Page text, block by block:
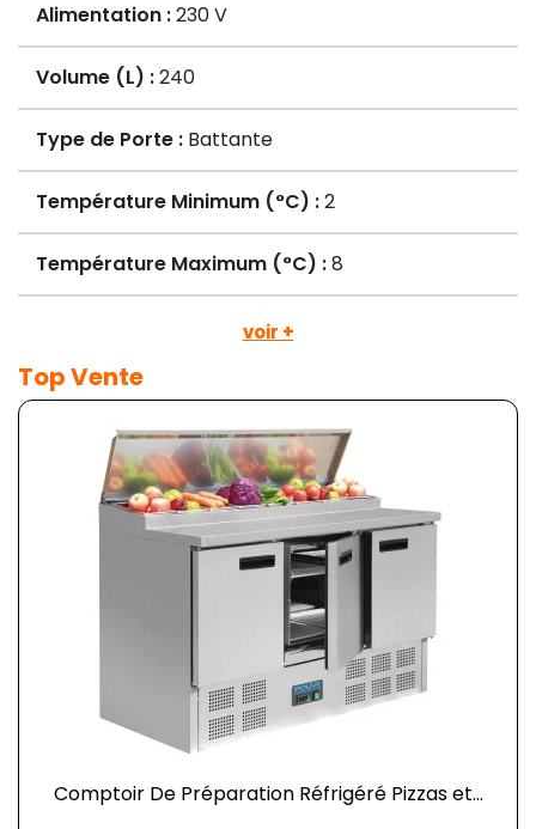
Alimentation :230 V
Volume (L) :240
Type de Porte : Battante
Température Minimum (°C) :2
Température Maximum (°C) :8
voir +
Top Vente
Comptoir De Préparation Réfrigéré Pizzas et...